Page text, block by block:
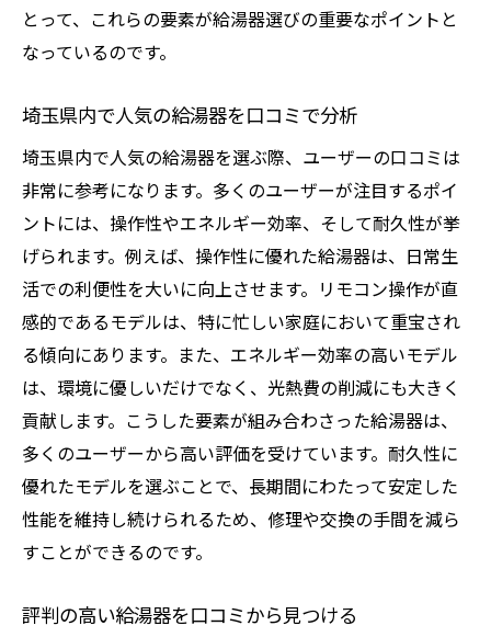
とって、これらの要素が給湯器選びの重要なポイントと
なっているのです。
埼玉県内で人気の給湯器を口コミで分析
埼玉県内で人気の給湯器を選ぶ際、ユーザーの口コミは
非常に参考になります。多くのユーザーが注目するポイ
ントには、操作性やエネルギー効率、そして耐久性が挙
げられます。例えば、操作性に優れた給湯器は、日常生
活での利便性を大いに向上させます。リモコン操作が直
感的であるモデルは、特に忙しい家庭において重宝され
る傾向にあります。また、エネルギー効率の高いモデル
は、環境に優しいだけでなく、光熱費の削減にも大きく
貢献します。こうした要素が組み合わさった給湯器は、
多くのユーザーから高い評価を受けています。耐久性に
優れたモデルを選ぶことで、長期間にわたって安定した
性能を維持し続けられるため、修理や交換の手間を減ら
すことができるのです。
評判の高い給湯器を口コミから見つける